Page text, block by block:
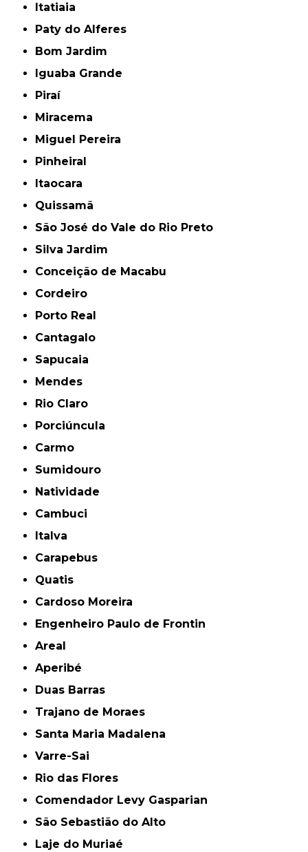
Itatiaia
Paty do Alferes
Bom Jardim
Iguaba Grande
Piraí
Miracema
Miguel Pereira
Pinheiral
Itaocara
Quissamã
São José do Vale do Rio Preto
Silva Jardim
Conceição de Macabu
Cordeiro
Porto Real
Cantagalo
Sapucaia
Mendes
Rio Claro
Porciúncula
Carmo
Sumidouro
Natividade
Cambuci
Italva
Carapebus
Quatis
Cardoso Moreira
Engenheiro Paulo de Frontin
Areal
Aperibé
Duas Barras
Trajano de Moraes
Santa Maria Madalena
Varre-Sai
Rio das Flores
Comendador Levy Gasparian
São Sebastião do Alto
Laje do Muriaé